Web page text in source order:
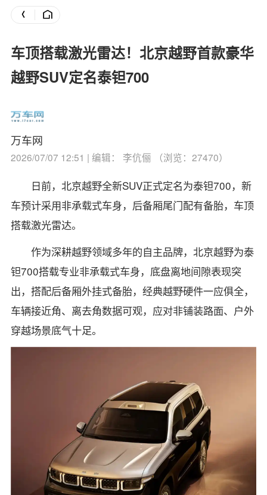
车顶搭载激光雷达！北京越野首款豪华
越野SUV定名泰钽700
万车网
2026/07/07 12:51 | 编辑： 李伉俪 （浏览：27470）
日前，北京越野全新SUV正式定名为泰钽700，新
车预计采用非承载式车身，后备厢尾门配有备胎，车顶
搭载激光雷达。
作为深耕越野领域多年的自主品牌，北京越野为泰
钽700搭载专业非承载式车身，底盘离地间隙表现突
出，搭配后备厢外挂式备胎，经典越野硬件一应俱全，
车辆接近角、离去角数据可观，应对非铺装路面、户外
穿越场景底气十足。